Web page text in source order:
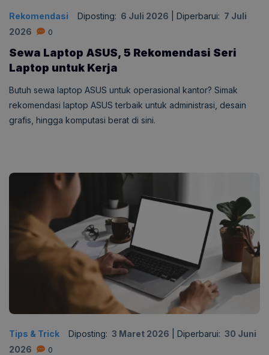
Rekomendasi Diposting: 6 Juli 2026 Diperbarui: 7 Juli
2026
0
Sewa Laptop ASUS, 5 Rekomendasi Seri
Laptop untuk Kerja
Butuh sewa laptop ASUS untuk operasional kantor? Simak
rekomendasi laptop ASUS terbaik untuk administrasi, desain
grafis, hingga komputasi berat di sini.
Tips & Trick Diposting: 3 Maret 2026 Diperbarui: 30 Juni
2026
0